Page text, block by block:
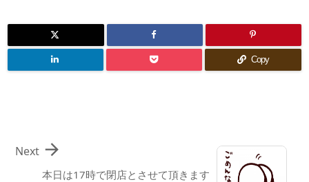
Copy
本日は17時で閉店とさせて頂きます

Next